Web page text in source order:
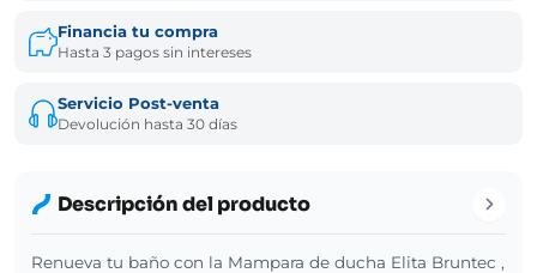
Financia tu compra
Hasta 3 pagos sin intereses
Servicio Post-venta
Devolución hasta 30 días
Descripción del producto
Renueva tu baño con la Mampara de ducha Elita Bruntec ,